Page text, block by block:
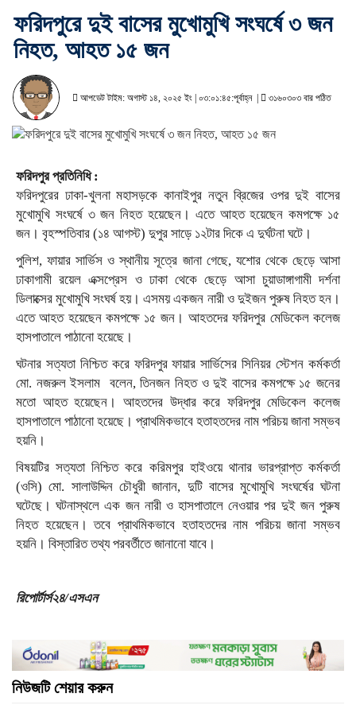
ফরিদপুরে দুই বাসের মুখোমুখি সংঘর্ষে ৩ জন
নিহত, আহত ১৫ জন
আপডেট টাইম: অগাস্ট ১৪, ২০২৫ ইং | ০৩:০১:৪৫:পূর্বাহ্ন | ৩১৬০৩০৩ বার পঠিত
ফরিদপুর প্রতিনিধি :
ফরিদপুরের ঢাকা-খুলনা মহাসড়কে কানাইপুর নতুন ব্রিজের ওপর দুই বাসের
মুখোমুখি সংঘর্ষে ৩ জন নিহত হয়েছেন। এতে আহত হয়েছেন কমপক্ষে ১৫
জন। বৃহস্পতিবার (১৪ আগস্ট) দুপুর সাড়ে ১২টার দিকে এ দুর্ঘটনা ঘটে।
পুলিশ, ফায়ার সার্ভিস ও স্থানীয় সূত্রে জানা গেছে, যশোর থেকে ছেড়ে আসা
ঢাকাগামী রয়েল এক্সপ্রেস ও ঢাকা থেকে ছেড়ে আসা চুয়াডাঙ্গাগামী দর্শনা
ডিলাক্সের মুখোমুখি সংঘর্ষ হয়। এসময় একজন নারী ও দুইজন পুরুষ নিহত হন।
এতে আহত হয়েছেন কমপক্ষে ১৫ জন। আহতদের ফরিদপুর মেডিকেল কলেজ
হাসপাতালে পাঠানো হয়েছে।
ঘটনার সত্যতা নিশ্চিত করে ফরিদপুর ফায়ার সার্ভিসের সিনিয়র স্টেশন কর্মকর্তা
মো. নজরুল ইসলাম বলেন, তিনজন নিহত ও দুই বাসের কমপক্ষে ১৫ জনের
মতো আহত হয়েছেন। আহতদের উদ্ধার করে ফরিদপুর মেডিকেল কলেজ
হাসপাতালে পাঠানো হয়েছে। প্রাথমিকভাবে হতাহতদের নাম পরিচয় জানা সম্ভব
হয়নি।
বিষয়টির সত্যতা নিশ্চিত করে করিমপুর হাইওয়ে থানার ভারপ্রাপ্ত কর্মকর্তা
(ওসি) মো. সালাউদ্দিন চৌধুরী জানান, দুটি বাসের মুখোমুখি সংঘর্ষের ঘটনা
ঘটেছে। ঘটনাস্থলে এক জন নারী ও হাসপাতালে নেওয়ার পর দুই জন পুরুষ
নিহত হয়েছেন। তবে প্রাথমিকভাবে হতাহতদের নাম পরিচয় জানা সম্ভব
হয়নি। বিস্তারিত তথ্য পরবর্তীতে জানানো যাবে।
রিপোর্টার্স২৪/এসএন
নিউজটি শেয়ার করুন